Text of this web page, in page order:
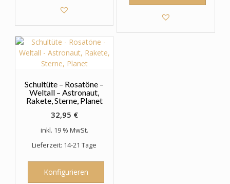
Schultüte – Rosatöne –
Weltall – Astronaut,
Rakete, Sterne, Planet
32,95 €
inkl. 19 % MwSt.
Lieferzeit: 14-21 Tage
Konfigurieren